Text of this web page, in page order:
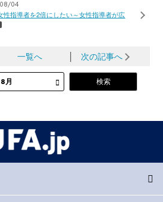
04
性指導者を2倍にしたい～女性指導者が広
一覧へ 次の記事へ